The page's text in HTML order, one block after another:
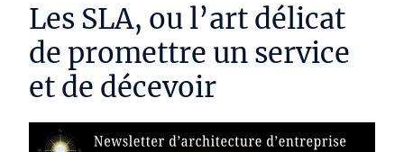
Les SLA, ou l’art délicat
de promettre un service
et de décevoir